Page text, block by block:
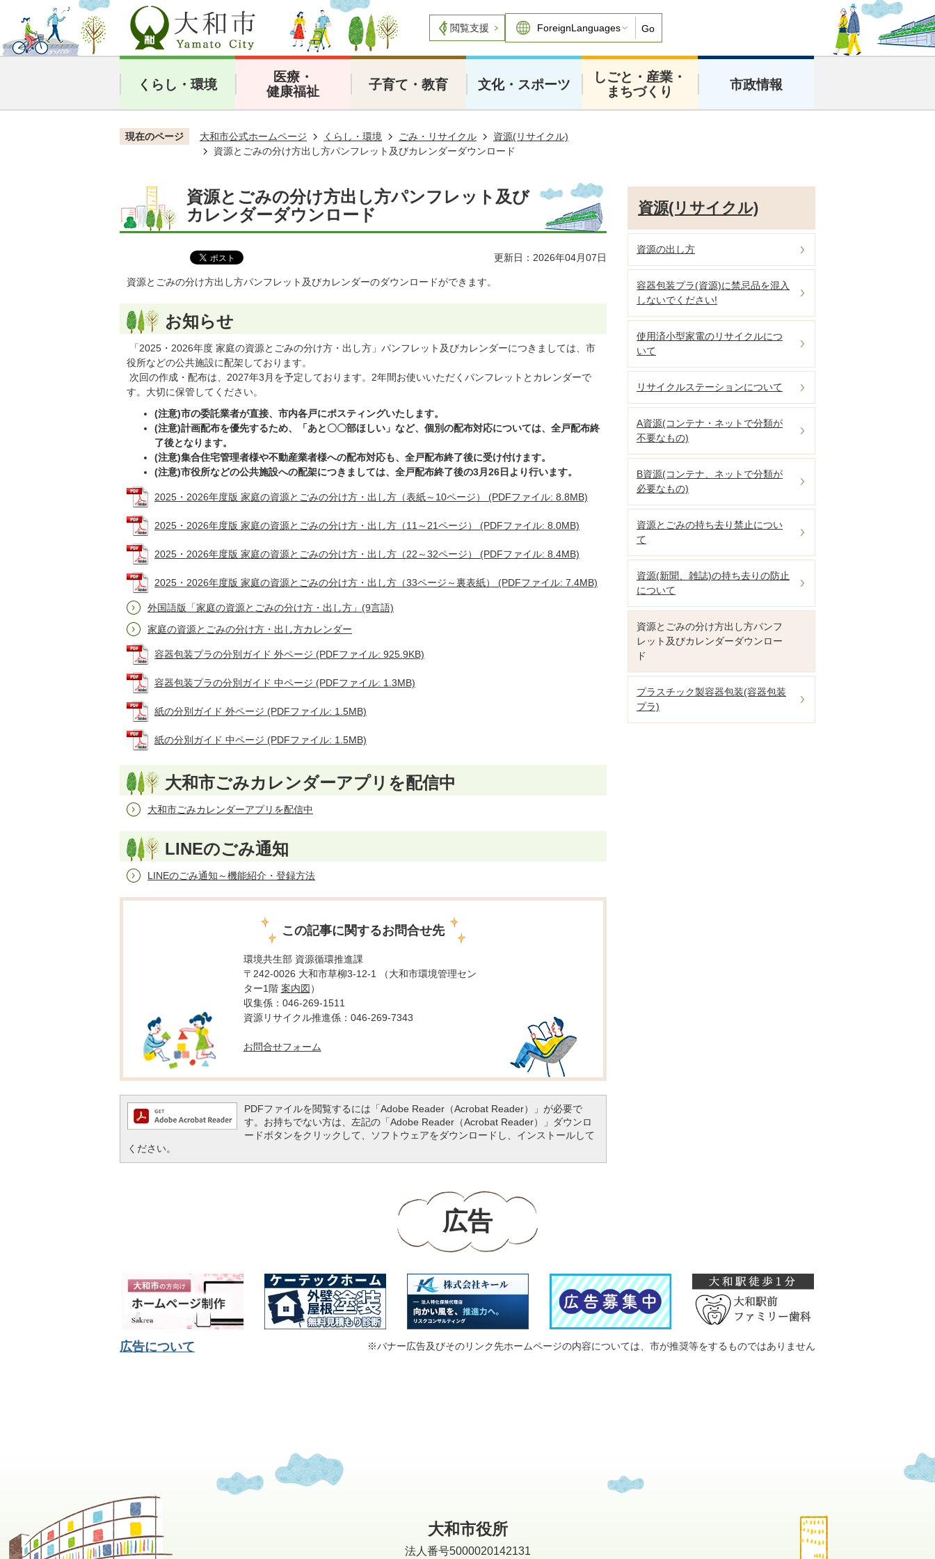
閲覧支援 Go
くらし・環境
医療・
健康福祉
子育て・教育 文化・スポーツ
しごと・産業・
まちづくり
市政情報
現在のページ 大和市公式ホームページ くらし・環境 ごみ・リサイクル
資源(リサイクル)
資源とごみの分け方出し方パンフレット及びカレンダーダウンロード
資源とごみの分け方出し方パンフレット及び
カレンダーダウンロード
更新日：2026年04月07日
資源とごみの分け方出し方パンフレット及びカレンダーのダウンロードができます。
お知らせ
「2025・2026年度 家庭の資源とごみの分け方・出し方」パンフレット及びカレンダーにつきましては、市
役所などの公共施設に配架しております。
次回の作成・配布は、2027年3月を予定しております。2年間お使いいただくパンフレットとカレンダーで
す。大切に保管してください。
(注意)市の委託業者が直接、市内各戸にポスティングいたします。
(注意)計画配布を優先するため、「あと〇〇部ほしい」など、個別の配布対応については、全戸配布終
了後となります。
(注意)集合住宅管理者様や不動産業者様への配布対応も、全戸配布終了後に受け付けます。
(注意)市役所などの公共施設への配架につきましては、全戸配布終了後の3月26日より行います。
2025・2026年度版 家庭の資源とごみの分け方・出し方（表紙～10ページ） (PDFファイル: 8.8MB)
2025・2026年度版 家庭の資源とごみの分け方・出し方（11～21ページ） (PDFファイル: 8.0MB)
2025・2026年度版 家庭の資源とごみの分け方・出し方（22～32ページ） (PDFファイル: 8.4MB)
2025・2026年度版 家庭の資源とごみの分け方・出し方（33ページ～裏表紙） (PDFファイル: 7.4MB)
外国語版「家庭の資源とごみの分け方・出し方」(9言語)
家庭の資源とごみの分け方・出し方カレンダー
容器包装プラの分別ガイド 外ページ (PDFファイル: 925.9KB)
容器包装プラの分別ガイド 中ページ (PDFファイル: 1.3MB)
紙の分別ガイド 外ページ (PDFファイル: 1.5MB)
紙の分別ガイド 中ページ (PDFファイル: 1.5MB)
大和市ごみカレンダーアプリを配信中
大和市ごみカレンダーアプリを配信中
LINEのごみ通知
LINEのごみ通知～機能紹介・登録方法
この記事に関するお問合せ先
環境共生部 資源循環推進課
〒242-0026 大和市草柳3-12-1 （大和市環境管理セン
ター1階 案内図 ）
収集係：046-269-1511
資源リサイクル推進係：046-269-7343
お問合せフォーム
PDFファイルを閲覧するには「Adobe Reader（Acrobat Reader）」が必要で
す。お持ちでない方は、左記の「Adobe Reader（Acrobat Reader）」ダウンロ
ードボタンをクリックして、ソフトウェアをダウンロードし、インストールして
ください。
資源(リサイクル)
資源の出し方
容器包装プラ(資源)に禁忌品を混入
しないでください!
使用済小型家電のリサイクルにつ
いて
リサイクルステーションについて
A資源(コンテナ・ネットで分類が
不要なもの)
B資源(コンテナ、ネットで分類が
必要なもの)
資源とごみの持ち去り禁止につい
て
資源(新聞、雑誌)の持ち去りの防止
について
資源とごみの分け方出し方パンフ
レット及びカレンダーダウンロー
ド
プラスチック製容器包装(容器包装
プラ)
広告
広告について ※バナー広告及びそのリンク先ホームページの内容については、市が推奨等をするものではありません
大和市役所
法人番号5000020142131